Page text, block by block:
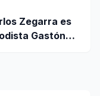
Zegarra es
Gastón